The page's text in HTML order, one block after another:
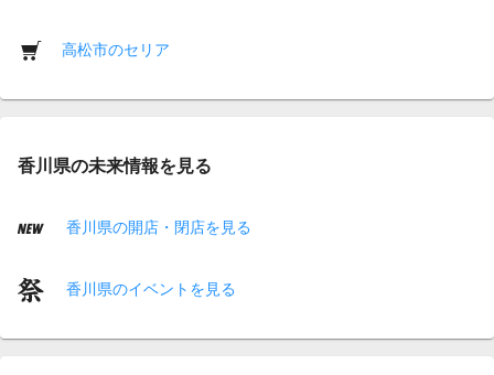
高松市のセリア
香川県の未来情報を見る
香川県の開店・閉店を見る
香川県のイベントを見る